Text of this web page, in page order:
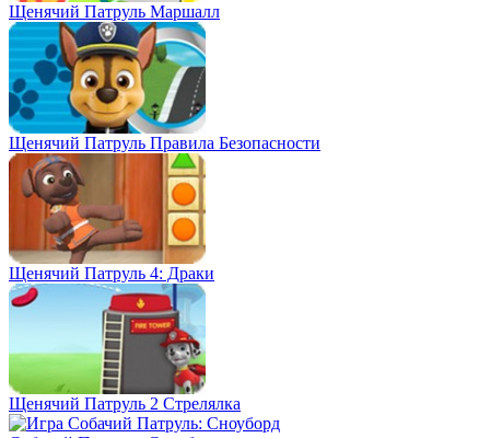
Щенячий Патруль Маршалл
Щенячий Патруль Правила Безопасности
Щенячий Патруль 4: Драки
Щенячий Патруль 2 Стрелялка